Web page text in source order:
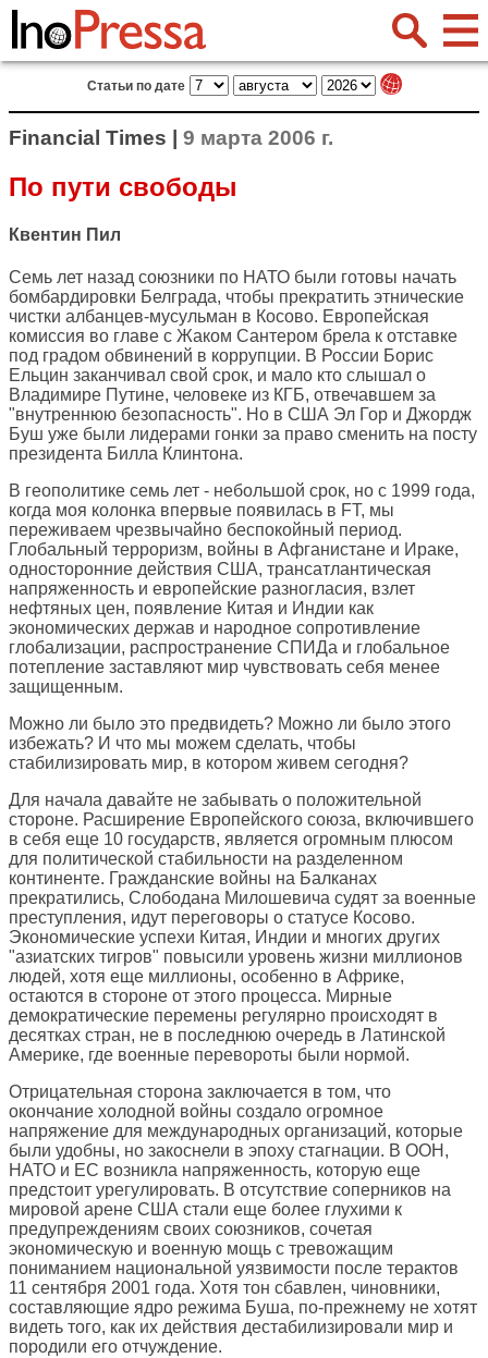
Статьи по дате
Financial Times | 9 марта 2006 г.
По пути свободы
Квентин Пил
Семь лет назад союзники по НАТО были готовы начать
бомбардировки Белграда, чтобы прекратить этнические
чистки албанцев-мусульман в Косово. Европейская
комиссия во главе с Жаком Сантером брела к отставке
под градом обвинений в коррупции. В России Борис
Ельцин заканчивал свой срок, и мало кто слышал о
Владимире Путине, человеке из КГБ, отвечавшем за
"внутреннюю безопасность". Но в США Эл Гор и Джордж
Буш уже были лидерами гонки за право сменить на посту
президента Билла Клинтона.
В геополитике семь лет - небольшой срок, но с 1999 года,
когда моя колонка впервые появилась в FT, мы
переживаем чрезвычайно беспокойный период.
Глобальный терроризм, войны в Афганистане и Ираке,
односторонние действия США, трансатлантическая
напряженность и европейские разногласия, взлет
нефтяных цен, появление Китая и Индии как
экономических держав и народное сопротивление
глобализации, распространение СПИДа и глобальное
потепление заставляют мир чувствовать себя менее
защищенным.
Можно ли было это предвидеть? Можно ли было этого
избежать? И что мы можем сделать, чтобы
стабилизировать мир, в котором живем сегодня?
Для начала давайте не забывать о положительной
стороне. Расширение Европейского союза, включившего
в себя еще 10 государств, является огромным плюсом
для политической стабильности на разделенном
континенте. Гражданские войны на Балканах
прекратились, Слободана Милошевича судят за военные
преступления, идут переговоры о статусе Косово.
Экономические успехи Китая, Индии и многих других
"азиатских тигров" повысили уровень жизни миллионов
людей, хотя еще миллионы, особенно в Африке,
остаются в стороне от этого процесса. Мирные
демократические перемены регулярно происходят в
десятках стран, не в последнюю очередь в Латинской
Америке, где военные перевороты были нормой.
Отрицательная сторона заключается в том, что
окончание холодной войны создало огромное
напряжение для международных организаций, которые
были удобны, но закоснели в эпоху стагнации. В ООН,
НАТО и ЕС возникла напряженность, которую еще
предстоит урегулировать. В отсутствие соперников на
мировой арене США стали еще более глухими к
предупреждениям своих союзников, сочетая
экономическую и военную мощь с тревожащим
пониманием национальной уязвимости после терактов
11 сентября 2001 года. Хотя тон сбавлен, чиновники,
составляющие ядро режима Буша, по-прежнему не хотят
видеть того, как их действия дестабилизировали мир и
породили его отчуждение.